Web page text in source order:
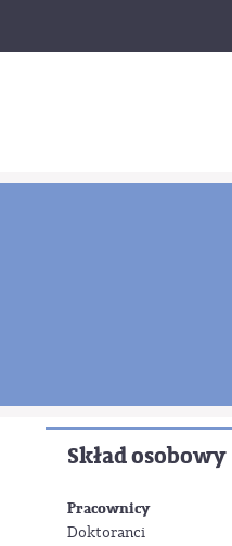
Skład osobowy
Pracownicy
Doktoranci